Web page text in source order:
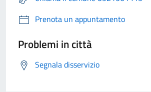
Prenota un appuntamento
Problemi in città
Segnala disservizio